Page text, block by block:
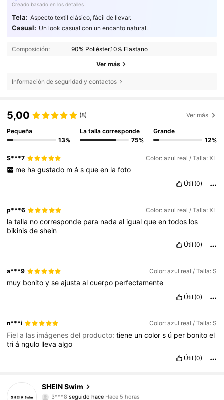
Creado basado en los detalles
Tela: Aspecto textil clásico, fácil de llevar.
Casual: Un look casual con un encanto natural.
Composición: 90% Poliéster,10% Elastano
Ver más
Información de seguridad y contactos
5,00 (8) Ver más
Pequeña
13%
La talla corresponde
75%
Grande
12%
S***7 Color: azul real / Talla: XL
me ha gustado m á s que en la foto
Útil (0)
p***6 Color: azul real / Talla: XL
latalla nocorresponde para nadaal igualqueentodos los
bikinisdeshein
Útil (0)
a***9 Color: azul real / Talla: S
muy bonitoyseajustaalcuerpo perfectamente
Útil (0)
n***i Color: azul real / Talla: S
Fiel a las imágenes del producto:tiene uncolors ú per bonitoel
triá ngulo llevaalgo
Útil (0)
SHEIN Swim
m***p está navegando